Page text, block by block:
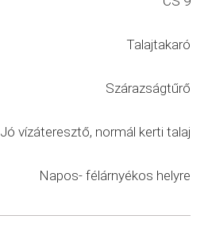
Talajtakaró
Szárazságtűrő
Jó vízáteresztő, normál kerti talaj
Napos- félárnyékos helyre